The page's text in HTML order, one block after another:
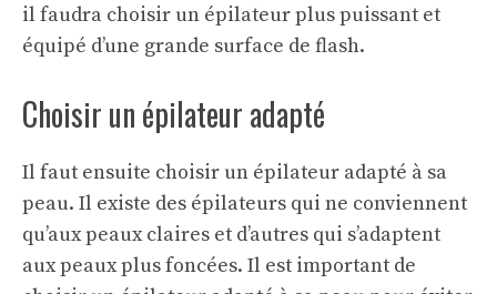
il faudra choisir un épilateur plus puissant et
équipé d’une grande surface de flash.
Choisir un épilateur adapté
Il faut ensuite choisir un épilateur adapté à sa
peau. Il existe des épilateurs qui ne conviennent
qu’aux peaux claires et d’autres qui s’adaptent
aux peaux plus foncées. Il est important de